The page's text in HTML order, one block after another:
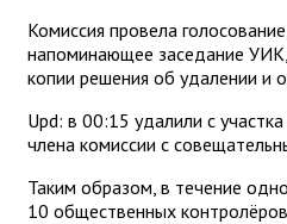
Комиссия провела
напоминающее заседание
копии решения об удалении и
Upd: в 00:15 удалили с
члена комиссии с
Таким образом, в течение
10 общественных контролёров